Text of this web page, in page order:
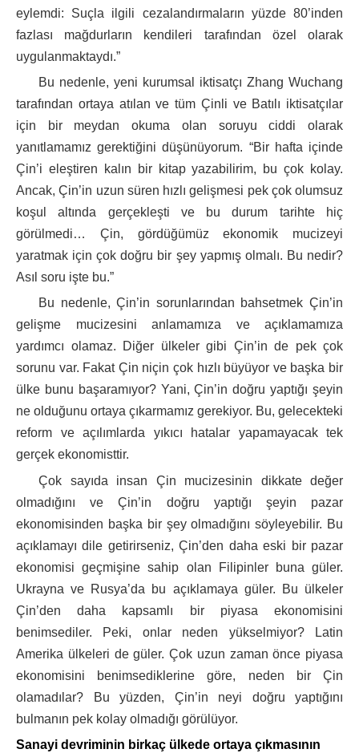
eylemdi: Suçla ilgili cezalandırmaların yüzde 80’inden
fazlası mağdurların kendileri tarafından özel olarak
uygulanmaktaydı.”
Bu nedenle, yeni kurumsal iktisatçı Zhang Wuchang
tarafından ortaya atılan ve tüm Çinli ve Batılı iktisatçılar
için bir meydan okuma olan soruyu ciddi olarak
yanıtlamamız gerektiğini düşünüyorum. “Bir hafta içinde
Çin’i eleştiren kalın bir kitap yazabilirim, bu çok kolay.
Ancak, Çin’in uzun süren hızlı gelişmesi pek çok olumsuz
koşul altında gerçekleşti ve bu durum tarihte hiç
görülmedi… Çin, gördüğümüz ekonomik mucizeyi
yaratmak için çok doğru bir şey yapmış olmalı. Bu nedir?
Asıl soru işte bu.”
Bu nedenle, Çin’in sorunlarından bahsetmek Çin’in
gelişme mucizesini anlamamıza ve açıklamamıza
yardımcı olamaz. Diğer ülkeler gibi Çin’in de pek çok
sorunu var. Fakat Çin niçin çok hızlı büyüyor ve başka bir
ülke bunu başaramıyor? Yani, Çin’in doğru yaptığı şeyin
ne olduğunu ortaya çıkarmamız gerekiyor. Bu, gelecekteki
reform ve açılımlarda yıkıcı hatalar yapamayacak tek
gerçek ekonomisttir.
Çok sayıda insan Çin mucizesinin dikkate değer
olmadığını ve Çin’in doğru yaptığı şeyin pazar
ekonomisinden başka bir şey olmadığını söyleyebilir. Bu
açıklamayı dile getirirseniz, Çin’den daha eski bir pazar
ekonomisi geçmişine sahip olan Filipinler buna güler.
Ukrayna ve Rusya’da bu açıklamaya güler. Bu ülkeler
Çin’den daha kapsamlı bir piyasa ekonomisini
benimsediler. Peki, onlar neden yükselmiyor? Latin
Amerika ülkeleri de güler. Çok uzun zaman önce piyasa
ekonomisini benimsediklerine göre, neden bir Çin
olamadılar? Bu yüzden, Çin’in neyi doğru yaptığını
bulmanın pek kolay olmadığı görülüyor.
Sanayi devriminin birkaç ülkede ortaya çıkmasının